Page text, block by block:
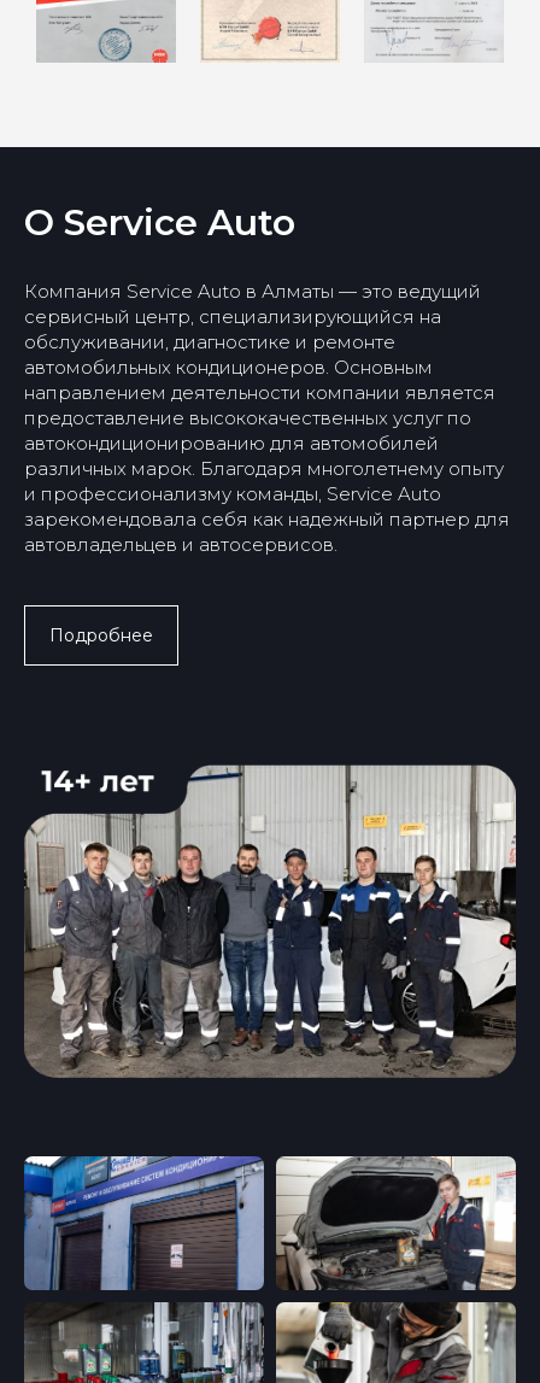
О Service Auto
Компания Service Auto в Алматы — это ведущий
сервисный центр, специализирующийся на
обслуживании, диагностике и ремонте
автомобильных кондиционеров. Основным
направлением деятельности компании является
предоставление высококачественных услуг по
автокондиционированию для автомобилей
различных марок. Благодаря многолетнему опыту
и профессионализму команды, Service Auto
зарекомендовала себя как надежный партнер для
автовладельцев и автосервисов.
Подробнее
Обучение в
автосервисе
Ослуживание
автокондиционера в
Узбекистане
Курс по ремонту
кондиционера в
Кыргызстане
Ремонт топливной
системы «бензин»
Чистка форсунок
Проверка бензонасоса на
Замена ГРМ
Замена маслоотражателей
Замена сальников
Замена помпы
Замена радиаторов
Замена прокладки
клапанной крышки
Замена свечей зажигания
Замена свечей
накаливания
системы
Проточка тормозных
дисков
суппортов
Диагностика
Компьютерная
диагностика
Диагностика ходовой
части
Диагностика
видеоэндоскопом
Замена масла в редукторе
Замена топливного
фильтра
Замена тормозной
жидкости
Замена антифриза
Регулировка фар
Шиномонтаж и
Чистка системы
Диагностика и ремонт
дизельных
механических форсунок
Сотрудничество
Заправка и ремонт
автокондиционера
Заправка
автокондиционера
Изготовление шлангов
автокондиционера
Промывка системы
кондиционирования
Пайка алюминиевых
трубок
Шланги заднего
кондиционера
Чистка радиатора
охлаждения без снятия
Замена шаровой
Замена подшипника
ступицы
Замена амортизатора
Замена стойки
стабилизатора
Замена рычагов подвески
Замена рулевой тяги и
Замена рулевой рейки
Замена привода
2025 © ServiceAuto.kz
Политика конфиденциальности